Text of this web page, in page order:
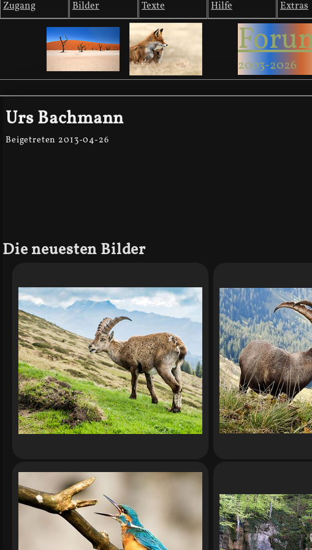
Zugang Bilder Texte Hilfe Extras
2003-2026
Urs Bachmann
Beigetreten 2013-04-26
Die neuesten Bilder